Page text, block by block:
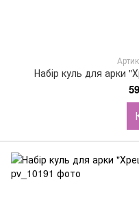
Набір куль для арки